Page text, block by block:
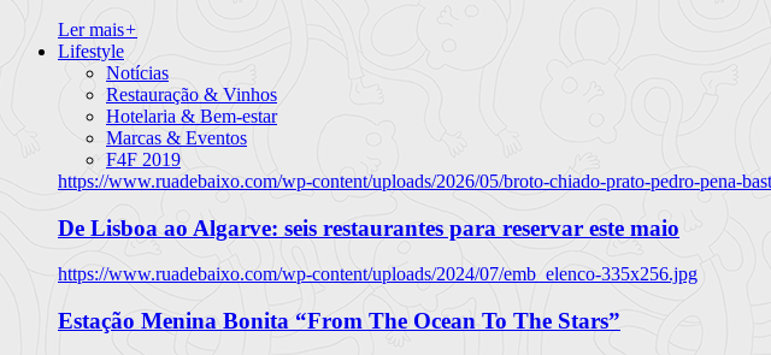
Ler mais+
Lifestyle
Notícias
Restauração & Vinhos
Hotelaria & Bem-estar
Marcas & Eventos
F4F 2019
https://www.ruadebaixo.com/wp-content/uploads/2026/05/broto-chiado-prato-pedro-pena-
De Lisboa ao Algarve: seis restaurantes para reservar este maio
https://www.ruadebaixo.com/wp-content/uploads/2024/07/emb_elenco-335x256.jpg
Estação Menina Bonita “From The Ocean To The Stars”